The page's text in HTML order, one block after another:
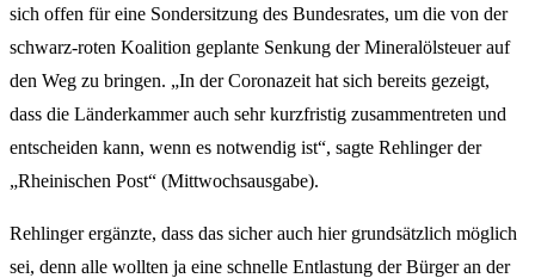
sich offen für eine Sondersitzung des Bundesrates, um die von der
schwarz-roten Koalition geplante Senkung der Mineralölsteuer auf
den Weg zu bringen. „In der Coronazeit hat sich bereits gezeigt,
dass die Länderkammer auch sehr kurzfristig zusammentreten und
entscheiden kann, wenn es notwendig ist“, sagte Rehlinger der
„Rheinischen Post“ (Mittwochsausgabe).
Rehlinger ergänzte, dass das sicher auch hier grundsätzlich möglich
sei, denn alle wollten ja eine schnelle Entlastung der Bürger an der